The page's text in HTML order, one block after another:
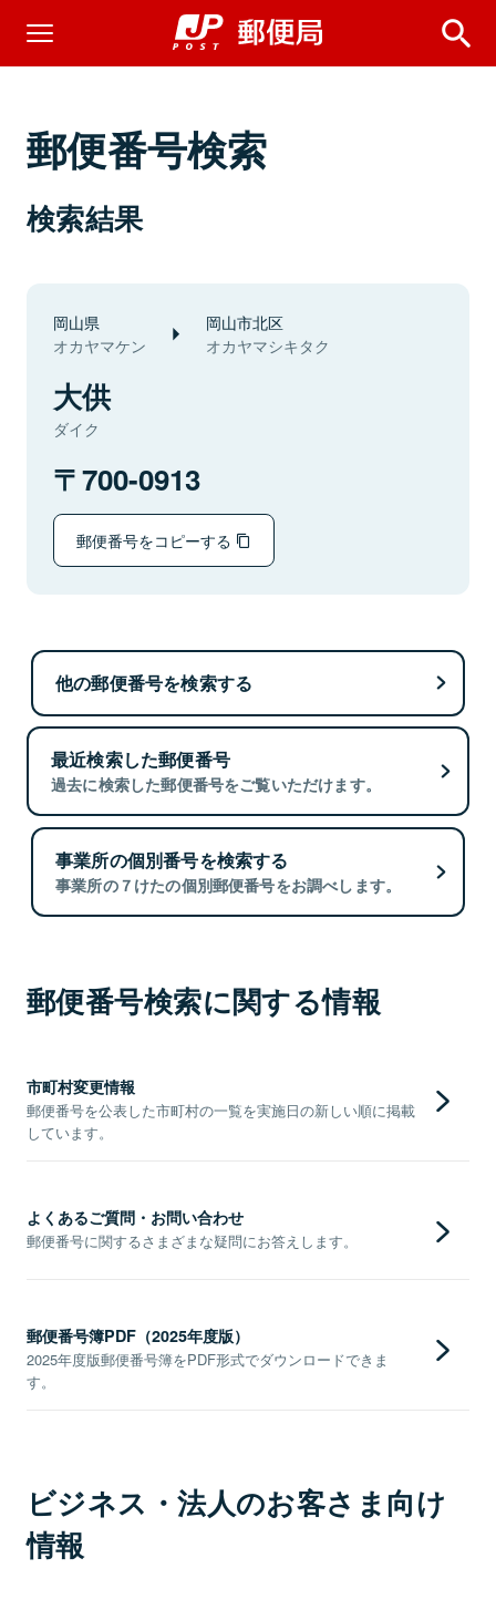
郵便番号検索
検索結果
岡山県
オカヤマケン
岡山市北区
オカヤマシキタク
大供
ダイク
700-0913
郵便番号をコピーする
他の郵便番号を検索する
最近検索した郵便番号
過去に検索した郵便番号をご覧いただけます。
事業所の個別番号を検索する
事業所の７けたの個別郵便番号をお調べします。
郵便番号検索に関する情報
市町村変更情報
郵便番号を公表した市町村の一覧を実施日の新しい順に掲載
しています。
よくあるご質問・お問い合わせ
郵便番号に関するさまざまな疑問にお答えします。
郵便番号簿PDF（2025年度版）
2025年度版郵便番号簿をPDF形式でダウンロードできま
す。
ビジネス・法人のお客さま向け
情報